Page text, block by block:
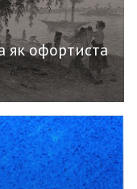
як офортиста